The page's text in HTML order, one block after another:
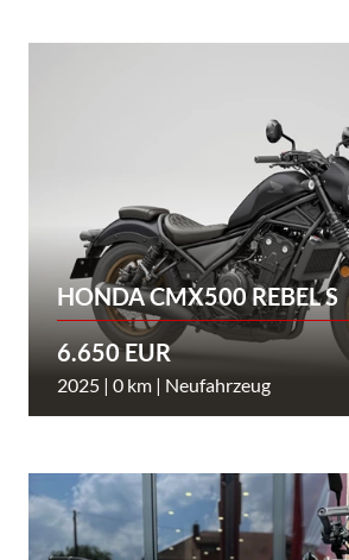
HONDA CMX500 REBEL S
6.650 EUR
2025 | 0 km | Neufahrzeug